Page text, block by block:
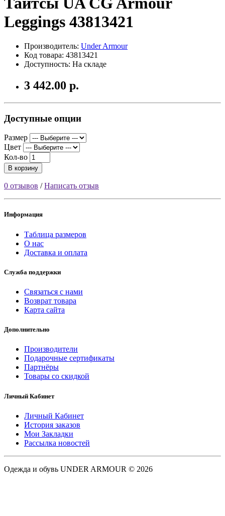
Leggings 43813421
Производитель: Under Armour
Код товара: 43813421
Доступность: На складе
3 442.00 р.
Доступные опции
Размер
Цвет
Кол-во
В корзину
0 отзывов /Написать отзыв
Информация
Таблица размеров
О нас
Доставка и оплата
Служба поддержки
Связаться с нами
Возврат товара
Карта сайта
Дополнительно
Производители
Подарочные сертификаты
Партнёры
Товары со скидкой
Личный Кабинет
Личный Кабинет
История заказов
Мои Закладки
Рассылка новостей
Одежда и обувь UNDER ARMOUR © 2026